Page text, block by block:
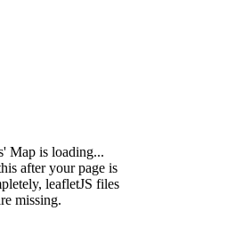
Map is loading...
after your page is
leafletJS files
missing.